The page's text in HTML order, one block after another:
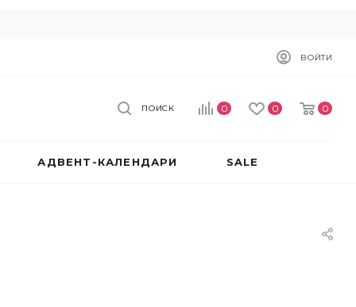
ВОЙТИ
0 0 0
ПОИСК
АДВЕНТ-КАЛЕНДАРИ SALE